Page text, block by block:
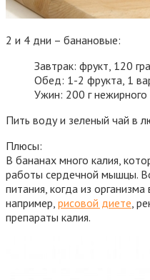
2 и 4 дни – банановые:
Завтрак: фрукт, 120
Обед: 1-2 фрукта, 1
Ужин: 200 г нежирного
Пить воду и зеленый чай в
Плюсы:
В бананах много калия,
работы сердечной мышцы.
питания, когда из
например, рисовой диете,
препараты калия.